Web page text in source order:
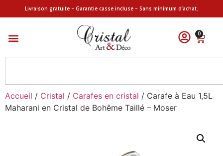
Livraison gratuite – Garantie casse incluse – Sans minimum d’achat.
0
Accueil / Cristal / Carafes en cristal / Carafe à Eau 1,5L
Maharani en Cristal de Bohême Taillé – Moser